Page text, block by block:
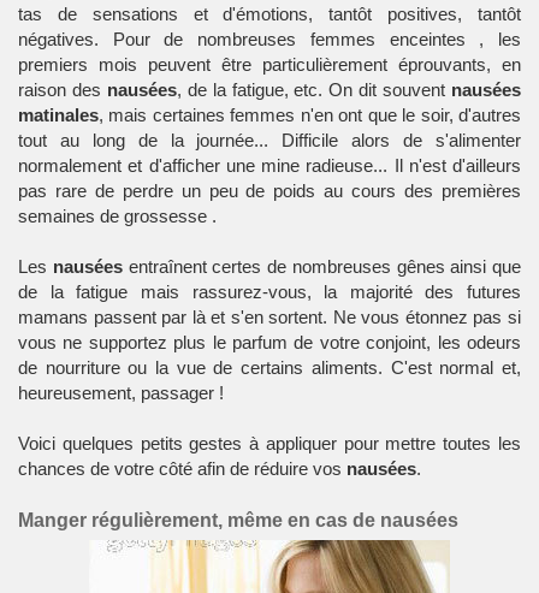
tas de sensations et d'émotions, tantôt positives, tantôt
négatives. Pour de nombreuses femmes enceintes
, les
premiers mois peuvent être particulièrement éprouvants, en
raison des nausées, de la fatigue, etc. On dit souvent nausées
matinales, mais certainesfemmes n'en ont que le soir, d'autres
tout au long de la journée... Difficile alors de s'alimenter
normalement et d'afficher une mine radieuse... Il n'est d'ailleurs
pas rare de perdre un peu de poids au cours des premières
semaines de grossesse .
Les nauséesentraînent certes de nombreuses gênes ainsi que
de lafatigue mais rassurez-vous, la majorité des futures
mamans passent par là et s'en sortent. Ne vous étonnez pas si
vous ne supportez plus le parfum de votre conjoint, les odeurs
de nourriture ou la vue de certains aliments. C'est normal et,
heureusement, passager !
Voici quelques petits gestes à appliquer pour mettre toutes les
chances de votre côté afin de réduire vos nausées.
Manger régulièrement, même en cas de nausées